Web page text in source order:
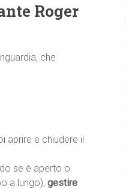
Roger
che
aprire e chiudere il
se è aperto o
a lungo), gestire